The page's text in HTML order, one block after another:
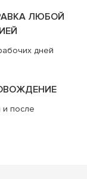
ЛЮБОЙ
дней
после